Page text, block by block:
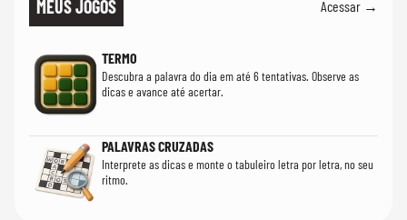
MEUS JOGOS Acessar →
TERMO
Descubra a palavra do dia em até 6 tentativas. Observe as
dicas e avance até acertar.
PALAVRAS CRUZADAS
Interprete as dicas e monte o tabuleiro letra por letra, no seu
ritmo.